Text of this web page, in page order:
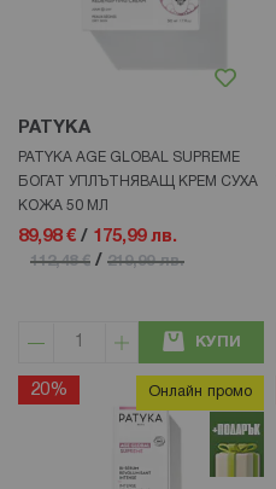
PATYKA
PATYKA AGE GLOBAL SUPREME
БОГАТ УПЛЪТНЯВАЩ КРЕМ СУХА
КОЖА 50 МЛ
89,98 € / 175,99 лв.
112,48 € / 219,99 лв.
КУПИ
20% Онлайн промо